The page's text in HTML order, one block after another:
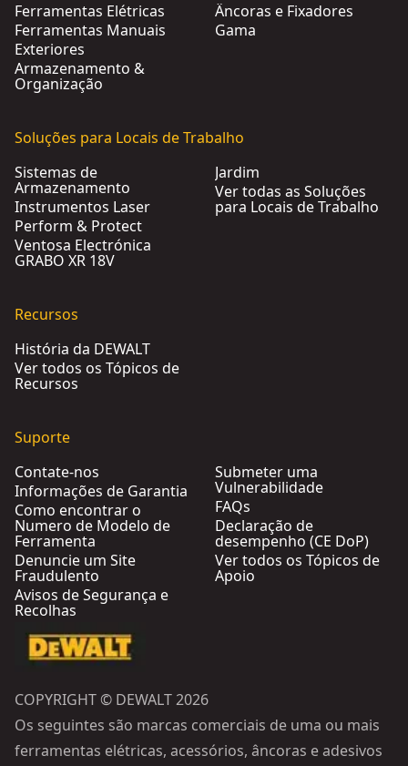
Ferramentas Elétricas
Ferramentas Manuais
Exteriores
Armazenamento &
Organização
Âncoras e Fixadores
Gama
Soluções para Locais de Trabalho
Sistemas de
Armazenamento
Instrumentos Laser
Perform & Protect
Ventosa Electrónica
GRABO XR 18V
Jardim
Ver todas as Soluções
para Locais de Trabalho
Recursos
História da DEWALT
Ver todos os Tópicos de
Recursos
Suporte
Contate-nos
Informações de Garantia
Como encontrar o
Numero de Modelo de
Ferramenta
Denuncie um Site
Fraudulento
Avisos de Segurança e
Recolhas
Submeter uma
Vulnerabilidade
FAQs
Declaração de
desempenho (CE DoP)
Ver todos os Tópicos de
Apoio
COPYRIGHT © DEWALT 2026
Os seguintes são marcas comerciais de uma ou mais
ferramentas elétricas, acessórios, âncoras e adesivos